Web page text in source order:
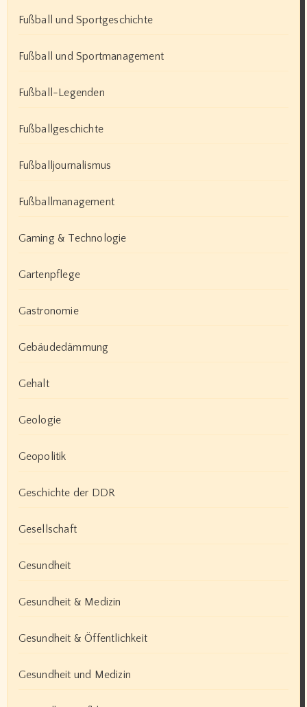
Fußball und Sportgeschichte
Fußball und Sportmanagement
Fußball-Legenden
Fußballgeschichte
Fußballjournalismus
Fußballmanagement
Gaming & Technologie
Gartenpflege
Gastronomie
Gebäudedämmung
Gehalt
Geologie
Geopolitik
Geschichte der DDR
Gesellschaft
Gesundheit
Gesundheit & Medizin
Gesundheit & Öffentlichkeit
Gesundheit und Medizin